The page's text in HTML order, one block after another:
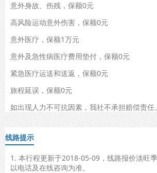
意外身故、伤残，保额0元
高风险运动意外伤害，保额0元
意外医疗，保额1万元
意外及急性病医疗费用垫付，保额0元
紧急医疗运送和送返，保额0元
旅程延误，保额0元
如出现人力不可抗因素，我社不承担赔偿责任。
线路提示
1. 本行程更新于2018-05-09，线路报价淡旺
以电话及在线咨询为准。